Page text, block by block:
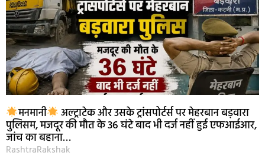
मनमानी अल्ट्राटेक और उसके ट्रांसपोर्टर्स पर मेहरबान बड़वारा
पुलिसम, मजदूर की मौत के 36 घंटे बाद भी दर्ज नहीं हुई एफआईआर,
जांच का बहाना…
RashtraRakshak